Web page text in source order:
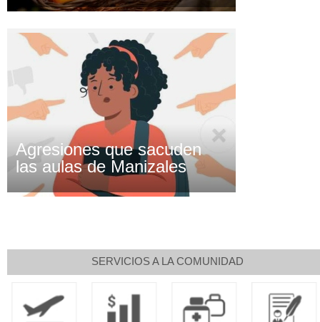
Agresiones que sacuden
las aulas de Manizales
SERVICIOS A LA COMUNIDAD